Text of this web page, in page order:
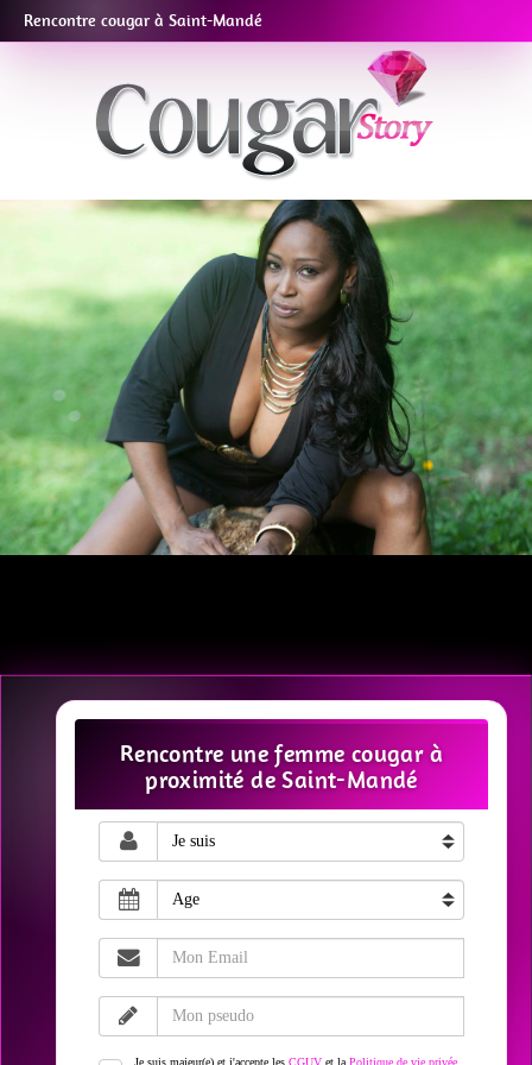
Rencontre cougar à Saint-Mandé
Rencontre une femme cougar à
proximité de Saint-Mandé
Je suis majeur(e) et j'accepte les CGUV et la Politique de vie privée